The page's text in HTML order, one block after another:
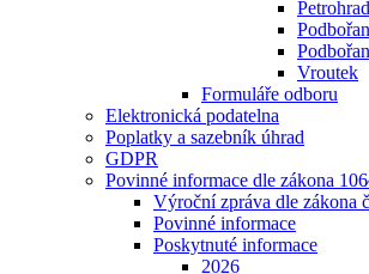
Petrohrad
Vroutek
Formuláře odboru
Elektronická podatelna
Poplatky a sazebník úhrad
GDPR
Povinné informace dle zákona
Výroční zpráva dle zákona
Povinné informace
Poskytnuté informace
2026